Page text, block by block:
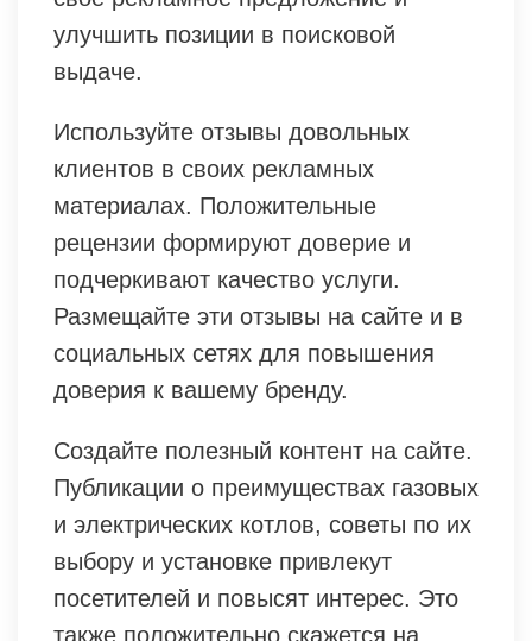
улучшить позиции в поисковой
выдаче.
Используйте отзывы довольных
клиентов в своих рекламных
материалах. Положительные
рецензии формируют доверие и
подчеркивают качество услуги.
Размещайте эти отзывы на сайте и в
социальных сетях для повышения
доверия к вашему бренду.
Создайте полезный контент на сайте.
Публикации о преимуществах газовых
и электрических котлов, советы по их
выбору и установке привлекут
посетителей и повысят интерес. Это
также положительно скажется на